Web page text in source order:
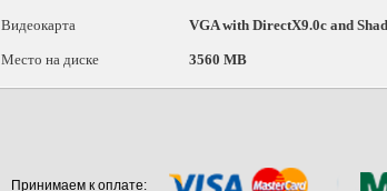
Видеокарта VGA with DirectX9.0c and
Место на диске 3560 MB
Принимаем к оплате: